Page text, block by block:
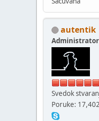
autentik
Administrator
Svedok
Poruke: 17,402